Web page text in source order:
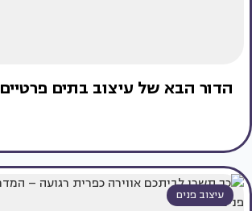
הדור הבא של עיצוב בתים פרטיים
עיצוב פנים